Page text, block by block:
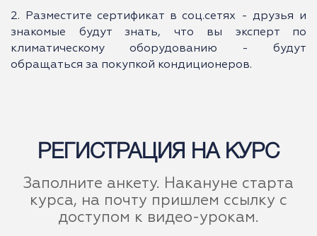
2. Разместите сертификат в соц.сетях - друзья и
знакомые будут знать, что вы эксперт по
климатическому оборудованию - будут
обращаться за покупкой кондиционеров.
РЕГИСТРАЦИЯ НА КУРС
Заполните анкету. Накануне старта
курса, на почту пришлем ссылку с
доступом к видео-урокам.